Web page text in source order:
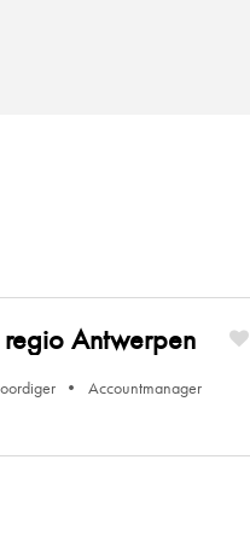
Antwerpen
Accountmanager